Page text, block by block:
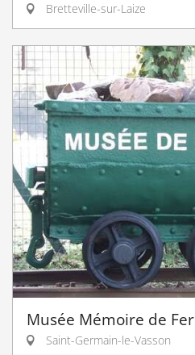
Bretteville-sur-Laize
Musée Mémoire de Fer
Saint-Germain-le-Vasson